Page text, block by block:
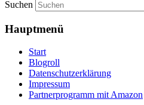
Suchen
Hauptmenü
Start
Blogroll
Datenschutzerklärung
Impressum
Partnerprogramm mit Amazon